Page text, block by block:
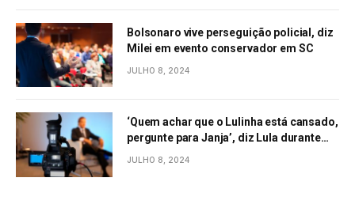
Bolsonaro vive perseguição policial, diz
Milei em evento conservador em SC
JULHO 8, 2024
‘Quem achar que o Lulinha está cansado,
pergunte para Janja’, diz Lula durante
evento em São Paulo
JULHO 8, 2024